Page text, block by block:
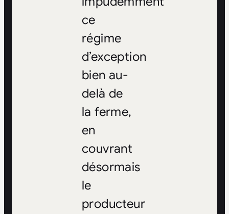
ce
régime
d’exception
bien au-
delà de
la ferme,
en
couvrant
désormais
le
producteur